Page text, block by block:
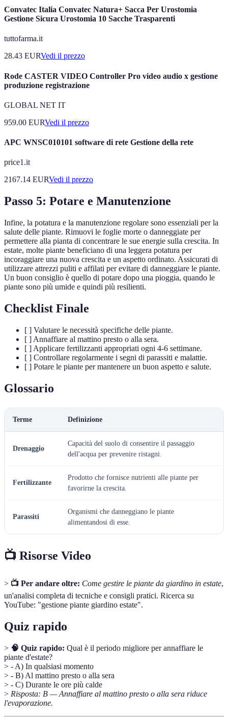
Convatec Italia Convatec Natura+ Sacca Per Urostomia
Gestione Sicura Urostomia 10 Sacche Trasparenti
tuttofarma.it
28.43 EURVedi il prezzo
Rode CASTER VIDEO Controller Pro video audio x gestione
produzione registrazione
GLOBAL NET IT
959.00 EURVedi il prezzo
APC WNSC010101 software di rete Gestione della rete
price1.it
2167.14 EURVedi il prezzo
Passo 5: Potare e Manutenzione
Infine, la potatura e la manutenzione regolare sono essenziali per la
salute delle piante. Rimuovi le foglie morte o danneggiate per
permettere alla pianta di concentrare le sue energie sulla crescita. In
estate, molte piante beneficiano di una leggera potatura per
incoraggiare una nuova crescita e un aspetto ordinato. Assicurati di
utilizzare attrezzi puliti e affilati per evitare di danneggiare le piante.
Un buon consiglio è quello di potare dopo una pioggia, quando le
piante sono più umide e quindi più resilienti.
Checklist Finale
[ ] Valutare le necessità specifiche delle piante.
[ ] Annaffiare al mattino presto o alla sera.
[ ] Applicare fertilizzanti appropriati ogni 4-6 settimane.
[ ] Controllare regolarmente i segni di parassiti e malattie.
[ ] Potare le piante per mantenere un buon aspetto e salute.
Glossario
Terme Definizione
Drenaggio
Capacità del suolo di consentire il passaggio
dell'acqua per prevenire ristagni.
Fertilizzante
Prodotto che fornisce nutrienti alle piante per
favorirne la crescita.
Parassiti
Organismi che danneggiano le piante
alimentandosi di esse.
📺 Risorse Video
> 📺 Per andare oltre: Come gestire le piante da giardino in estate,
un'analisi completa di tecniche e consigli pratici. Ricerca su
YouTube: "gestione piante giardino estate".
Quiz rapido
> 🧠 Quiz rapido: Qual è il periodo migliore per annaffiare le
piante d'estate?
> - A) In qualsiasi momento
> - B) Al mattino presto o alla sera
> - C) Durante le ore più calde
> Risposta: B — Annaffiare al mattino presto o alla sera riduce
l'evaporazione.